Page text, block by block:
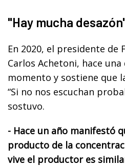
"Hay mucha
En 2020, el presidente de
Carlos Achetoni, hace
momento y sostiene que
“Si no nos escuchan
sostuvo.
- Hace un año manifestó
producto de la
vive el productor es